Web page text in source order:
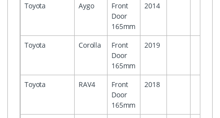
Toyota Aygo
Front
Door
165mm
2014
Toyota Corolla
Front
Door
165mm
2019
Toyota RAV4
Front
Door
165mm
2018